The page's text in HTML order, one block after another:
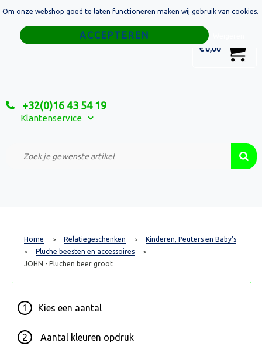
€ 0,00
+32(0)16 43 54 19
Klantenservice
Home
Relatiegeschenken
Custom Made Projecten
Home > Relatiegeschenken > Kinderen, Peuters en Baby's
> Pluche beesten en accessoires >
JOHN - Pluchen beer groot
1 Kies een aantal
2 Aantal kleuren opdruk
Om onze webshop goed te laten functioneren maken wij gebruik van cookies.